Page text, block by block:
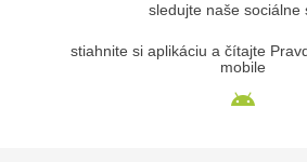
sledujte naše sociálne
stiahnite si aplikáciu a čítajte
mobile